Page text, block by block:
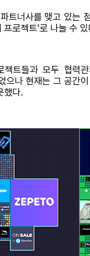
트너사를 맺고 있는
로젝트’로 나눌 수 있
트들과 모두 협력
나 현재는 그 공간
했다.